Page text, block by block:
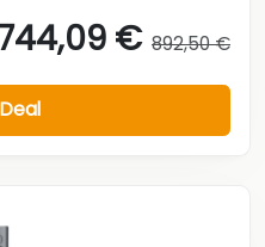
€ 892,50 €